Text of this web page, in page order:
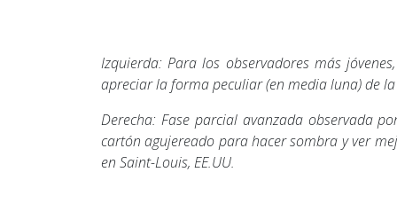
Izquierda: Para los observadores más
apreciar la forma peculiar (en media luna) de
Derecha: Fase parcial avanzada observada
cartón agujereado para hacer sombra y ver
en Saint-Louis, EE.UU.